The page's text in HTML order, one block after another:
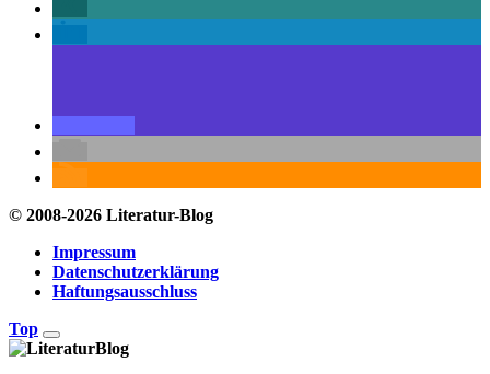
© 2008-2026 Literatur-Blog
Impressum
Datenschutzerklärung
Haftungsausschluss
Top